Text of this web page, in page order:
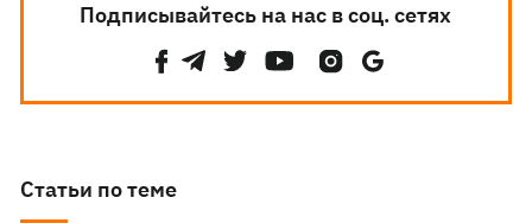
Подписывайтесь на нас в соц. сетях
Статьи по теме